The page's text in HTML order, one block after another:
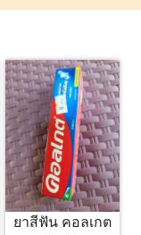
ยาสีฟัน คอลเกต